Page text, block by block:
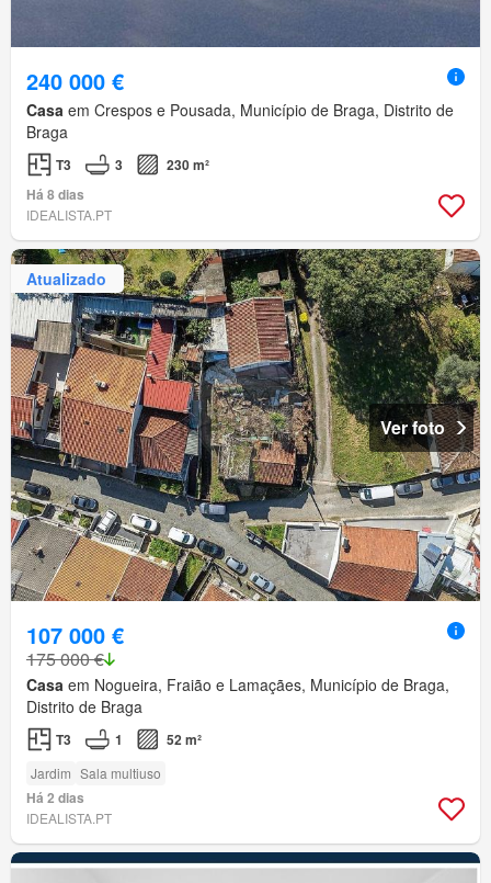
240 000 €
Casa em Crespos e Pousada, Município de Braga, Distrito de
Braga
T3 3
230 m²
Há 8 dias
IDEALISTA.PT
Atualizado
Ver foto
107 000 €
175 000 €
Casa em Nogueira, Fraião e Lamaçães, Município de Braga,
Distrito de Braga
T3 1 52 m²
Jardim Sala multiuso
Há 2 dias
IDEALISTA.PT